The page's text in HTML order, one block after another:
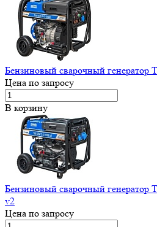
Бензиновый сварочный генератор
Цена по запросу
В корзину
Бензиновый сварочный генератор
v2
Цена по запросу